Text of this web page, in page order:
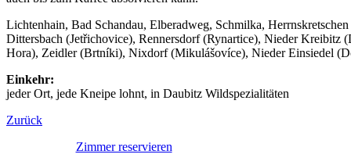
Lichtenhain, Bad Schandau, Elberadweg, Schmilka,
Dittersbach (Jetřichovice), Rennersdorf (Rynartice), Nieder
Hora), Zeidler (Brtníki), Nixdorf (Mikulášovíce), Nieder Einsiedel
Einkehr:
jeder Ort, jede Kneipe lohnt, in Daubitz Wildspezialitäten
Zurück
Zimmer reservieren